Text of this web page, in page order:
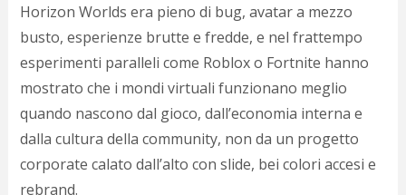
Horizon Worlds era pieno di bug, avatar a mezzo
busto, esperienze brutte e fredde, e nel frattempo
esperimenti paralleli come Roblox o Fortnite hanno
mostrato che i mondi virtuali funzionano meglio
quando nascono dal gioco, dall’economia interna e
dalla cultura della community, non da un progetto
corporate calato dall’alto con slide, bei colori accesi e
rebrand.